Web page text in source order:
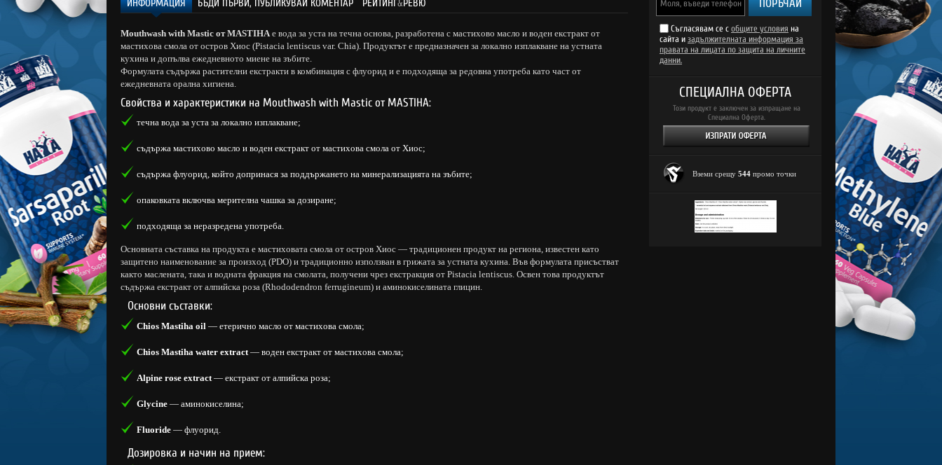
ИНФОРМАЦИЯ БЪДИ ПЪРВИ, ПУБЛИКУВАЙ КОМЕНТАР РЕЙТИНГ&РЕВЮ
Mouthwash with Mastic от MASTIHAе вода за уста на течна основа, разработена с мастихово масло и воден екстракт от
мастихова смола от остров Хиос (Pistacia lentiscus var. Chia). Продуктът е предназначен за локално изплакване на устната
кухина и допълва ежедневното миене на зъбите.
Формулата съдържа растителни екстракти в комбинация с флуорид и е подходяща за редовна употреба като част от
ежедневната орална хигиена.
Свойства и характеристики на Mouthwash with Mastic от MASTIHA:
течна вода за уста за локално изплакване;
съдържа мастихово масло и воден екстракт от мастихова смола от Хиос;
съдържа флуорид, който допринася за поддържането на минерализацията на зъбите;
опаковката включва мерителна чашка за дозиране;
подходяща за неразредена употреба.
Основната съставка на продукта е мастиховата смола от остров Хиос — традиционен продукт на региона, известен като
защитено наименование за произход (PDO) и традиционно използван в грижата за устната кухина. Във формулата присъстват
както маслената, така и водната фракция на смолата, получени чрез екстракция от Pistacia lentiscus. Освен това продуктът
съдържа екстракт от алпийска роза (Rhododendron ferrugineum) и аминокиселината глицин.
Основни съставки:
Chios Mastiha oil — етерично масло от мастихова смола;
Chios Mastiha water extract — воден екстракт от мастихова смола;
Alpine rose extract — екстракт от алпийска роза;
Glycine — аминокиселина;
Fluoride — флуорид.
Дозировка и начин на прием:
ПОРЪЧАЙ
Съгласявам се с общите условия на
сайта и задължителната информация за
правата на лицата по защита на личните
данни.
СПЕЦИАЛНА ОФЕРТА
Този продукт е заключен за изпращане на
Специална Оферта.
Вземи срещу 544 промо точки